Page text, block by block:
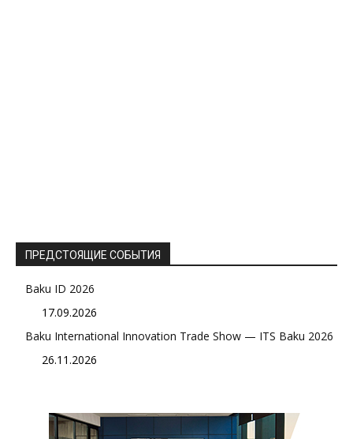
ПРЕДСТОЯЩИЕ СОБЫТИЯ
Baku ID 2026
17.09.2026
Baku International Innovation Trade Show — ITS Baku 2026
26.11.2026